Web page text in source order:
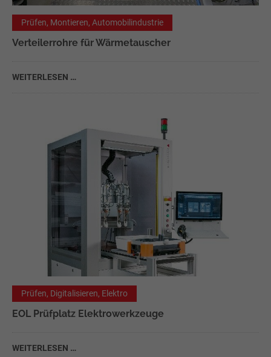
Prüfen, Montieren, Automobilindustrie
Verteilerrohre für Wärmetauscher
WEITERLESEN …
Prüfen, Digitalisieren, Elektro
EOL Prüfplatz Elektrowerkzeuge
WEITERLESEN …